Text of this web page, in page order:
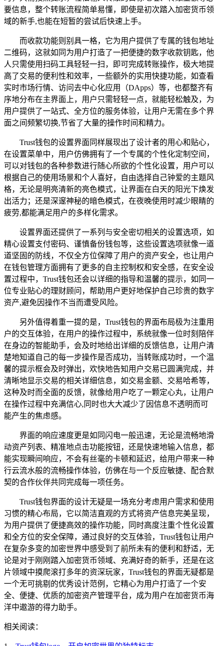
要信息，整个转账流程简单易懂，即使是初次踏入加密货币领
域的新手,也能在短暂的尝试后快速上手。
而收款功能则别具一格，它为用户提供了专属的钱包地址
二维码，这就如同为用户打造了一把便捷的数字收款钥匙，他
人只需使用扫码工具轻轻一扫，即可完成转账操作，极大地提
高了交易的便利性和效率，一些额外的实用快捷功能，如查看
实时市场行情、访问去中心化应用（DApps）等，也都整齐有
序地分布在主界面上，用户只需轻轻一点，就能轻松触及，为
用户提供了一站式、全方位的服务体验，让用户无需在多个界
面之间频繁切换,节省了大量的操作时间和精力。
Trust钱包的设置界面同样展现出了设计者的用心和贴心，
在设置菜单中，用户仿佛拥有了一个专属的个性化定制空间，
可以对钱包的各种参数进行随心所欲的个性化设置，用户可以
根据自己的使用场景和个人喜好，自由选择自己钟爱的主题风
格，无论是明亮清新的亮色模式，让界面在白天的阳光下焕发
出活力；还是深邃神秘的暗色模式，在夜晚使用时减少眼睛的
疲劳,都能满足用户的多样化需求。
设置界面还提供了一系列与安全密切相关的设置选项，如
精心设置支付密码、谨慎备份钱包等，这些设置选项就像一道
道坚固的防线，不仅全方位保障了用户的资产安全，也让用户
在钱包管理方面拥有了更多的自主控制权和安全感，在安全设
置过程中，Trust钱包还会以详细的指导和温馨的提示，如同一
位专业贴心的理财顾问，帮助用户更好地保护自己珍贵的数字
资产,避免因操作不当而遭受风险。
另外值得着重一提的是，Trust钱包的界面布局极为注重用
户的交互体验，在用户的操作过程中，系统就像一位时刻陪伴
在身边的智能助手，会及时地给出详细的反馈信息，让用户清
楚地知道自己的每一步操作是否成功，当转账成功时，一个温
馨的提示框会及时弹出，欢快地告知用户交易已圆满完成，并
清晰地显示交易的相关详细信息，如交易金额、交易哈希等，
这种及时而全面的反馈，就像给用户吃了一颗定心丸，让用户
在操作过程中充满信心,同时也大大减少了因信息不透明而可
能产生的焦虑感。
界面的响应速度更是如同闪电一般迅速，无论是流畅地滑
动资产列表、精准地点击功能按钮，还是快速地输入信息，都
能实现瞬间响应，不会有丝毫的卡顿和延迟，给用户带来一种
行云流水般的流畅操作体验，仿佛在与一个反应敏捷、配合默
契的合作伙伴共同完成每一项任务。
Trust钱包界面的设计无疑是一场充分考虑用户需求和使用
习惯的精心布局，它以简洁直观的方式将资产信息完美呈现，
为用户提供了便捷高效的操作功能，同时高度注重个性化设置
和全方位的安全保障，通过良好的交互体验，Trust钱包让用户
在复杂多变的加密世界中感受到了前所未有的便利和舒适，无
论是对于刚刚踏入加密货币领域、充满好奇的新手，还是在这
片领域中摸爬滚打多年的资深玩家，Trust钱包的界面无疑都是
一个无可挑剔的优秀设计范例，它精心为用户打造了一个安
全、便捷、优质的加密资产管理平台，成为用户在加密货币海
洋中遨游的得力助手。
相关阅读：